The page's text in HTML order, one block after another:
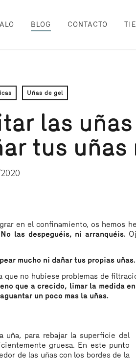
BLOG CONTACTO
Uñas de gel
las
tus uñas
en el confinamiento, os hemos
las despeguéis, ni arranquéis.
mucho ni dañar tus propias uñas.
no hubiese problemas de
que a crecido, limar la medida
un poco mas la uñas.
uña, para rebajar la superficie del
gruesa. En este punto
de las uñas con los bordes de la